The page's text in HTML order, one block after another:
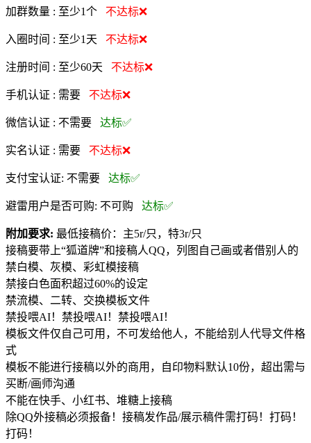
加群数量 : 至少1个 不达标❌
入圈时间 : 至少1天 不达标❌
注册时间 : 至少60天 不达标❌
手机认证 : 需要 不达标❌
微信认证 : 不需要 达标✅
实名认证 : 需要 不达标❌
支付宝认证: 不需要 达标✅
避雷用户是否可购: 不可购 达标✅
附加要求: 最低接稿价：主5r/只，特3r/只
接稿要带上“狐道牌”和接稿人QQ，列图自己画或者借别人的
禁白模、灰模、彩虹模接稿
禁接白色面积超过60%的设定
禁流模、二转、交换模板文件
禁投喂AI！禁投喂AI！禁投喂AI！
模板文件仅自己可用，不可发给他人，不能给别人代导文件格
式
模板不能进行接稿以外的商用，自印物料默认10份，超出需与
买断/画师沟通
不能在快手、小红书、堆糖上接稿
除QQ外接稿必须报备！接稿发作品/展示稿件需打码！打码！
打码！